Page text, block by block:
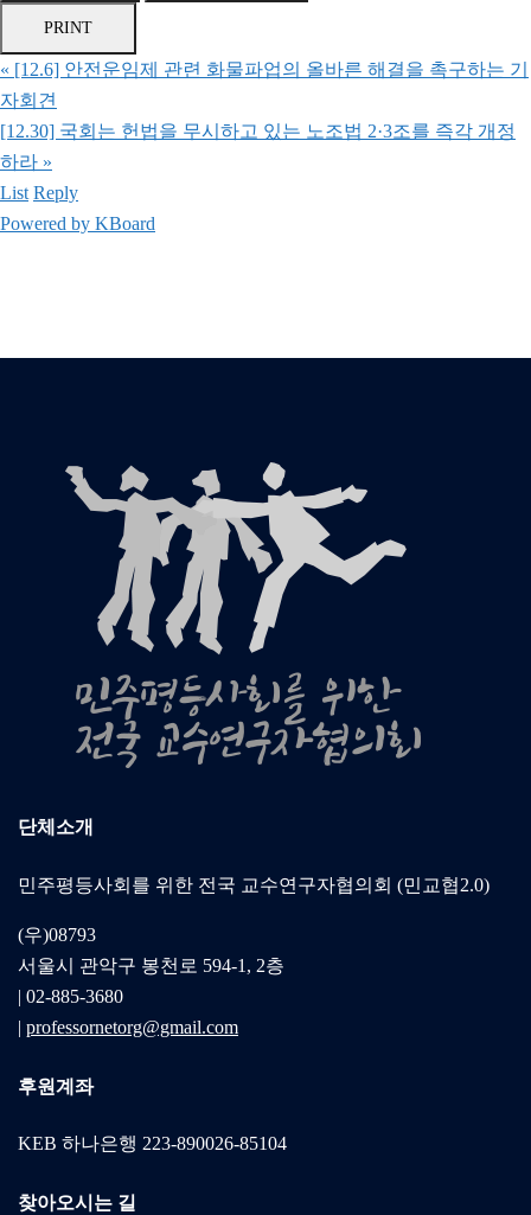
PRINT
« [12.6] 안전운임제 관련 화물파업의 올바른 해결을 촉구하는 기
자회견
[12.30] 국회는 헌법을 무시하고 있는 노조법 2·3조를 즉각 개정
하라 »
List Reply
Powered by KBoard
단체소개
민주평등사회를 위한 전국 교수연구자협의회 (민교협2.0)
(우)08793
서울시 관악구 봉천로 594-1, 2층
| 02-885-3680
| professornetorg@gmail.com
후원계좌
KEB 하나은행 223-890026-85104
찾아오시는 길